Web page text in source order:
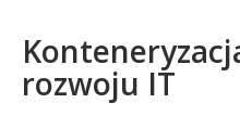
rozwoju IT